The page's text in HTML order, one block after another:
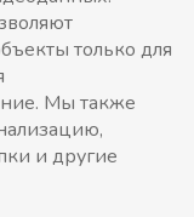
только для
Мы также
и другие